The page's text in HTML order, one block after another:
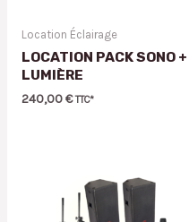
Location Éclairage
LOCATION PACK SONO +
LUMIÈRE
240,00€ TTC*